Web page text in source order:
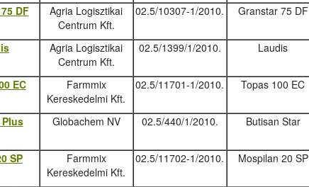
DF
Agria Logisztikai
Centrum Kft.
02.5/10307-1/2010. Granstar 75 DF
Agria Logisztikai
Centrum Kft.
02.5/1399/1/2010. Laudis
EC
Farmmix
Kereskedelmi Kft.
02.5/11701-1/2010. Topas 100 EC
Globachem NV 02.5/440/1/2010. Butisan Star
SP
Farmmix
Kereskedelmi Kft.
02.5/11702-1/2010. Mospilan 20 SP